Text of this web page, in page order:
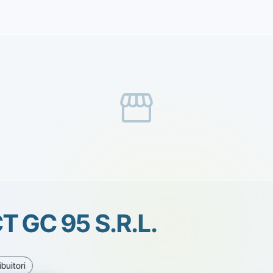
storefront
GC 95 S.R.L.